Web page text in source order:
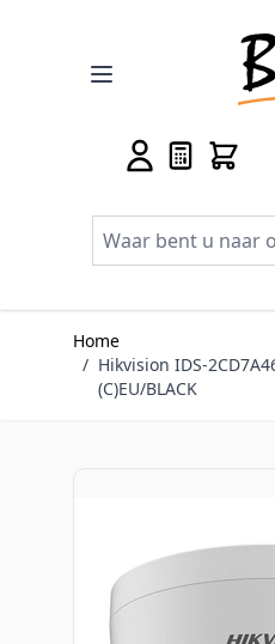
Home
/ Hikvision IDS-
(C)EU/BLACK